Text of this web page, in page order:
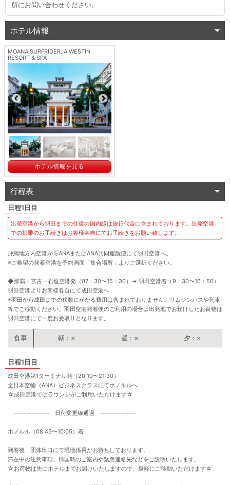
所にお問い合わせください。
ホテル情報
MOANA SURFRIDER, A WESTIN
RESORT & SPA
ホテル情報を見る
行程表
1日目
出発空港から羽田までの往復の国内線は旅行代金に含まれております。出発空港
での搭乗のお手続きはお客様各自にてお手続きをお願い致します。
沖縄地方内空港からANAまたはANA共同運航便にて羽田空港へ。
※ご希望の発着空港を予約画面「集合場所」よりご選択ください。
◆那覇・宮古・石垣空港発（07：30〜15：30） → 羽田空港着（9：30〜16：50）
羽田空港よりお客様各自にて成田空港へ
※羽田から成田までの移動にかかる費用は含まれておりません。リムジンバスや列車
等でご移動ください。羽田空港発着便のご利用の場合は出発地でお預けしたお荷物は
羽田空港にて一度お受取りとなります。
朝 × 昼 × 夕 ×
1日目
成田空港第1ターミナル発（20:10〜21:30）
全日本空輸（ANA）ビジネスクラスにてホノルルへ
☆成田空港ではラウンジがご利用いただけます☆
-------------- 日付変更線通過 --------------
ホノルル（08:45〜10:05）着
到着後、団体出口にて現地係員がお待ちしております。
滞在中の注意事項、帰国時のご案内や緊急連絡先などをご説明いたします。
☆お荷物は先にホテルまでお届けいたしますので、身軽にご移動いただけます☆